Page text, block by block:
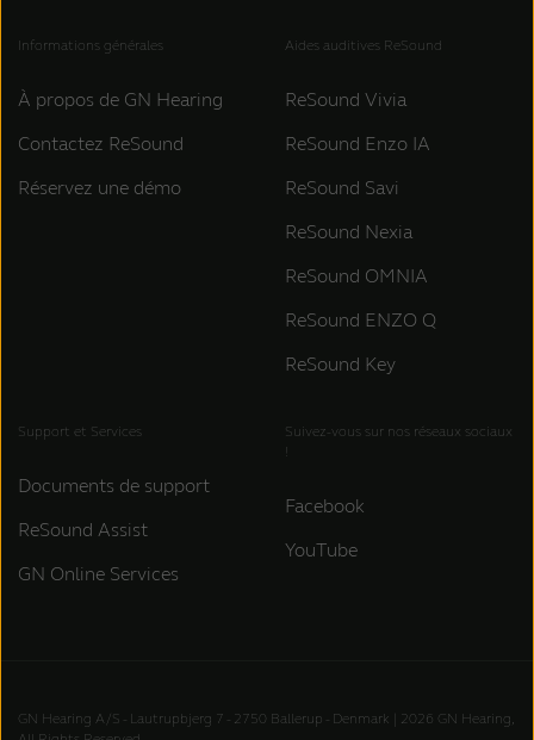
Samsung Galaxy Z Flip7 FE
Samsung Galaxy Z Flip5
Google Pixel 10 Pro
Google Pixel 10
Google Pixel 9 Pro Fold
Google Pixel 9 Pro XL
Google Pixel 9a
Google Pixel 8
Google Pixel 8a
Google Pixel 7 Pro
Informations générales
À propos de GN Hearing
Contactez ReSound
Réservez une démo
Aides auditives ReSound
ReSound Vivia
ReSound Enzo IA
ReSound Savi
ReSound Nexia
ReSound OMNIA
ReSound ENZO Q
ReSound Key
Support et Services
Documents de support
ReSound Assist
GN Online Services
Suivez-vous sur nos réseaux sociaux
!
Facebook
YouTube
GN Hearing A/S - Lautrupbjerg 7 - 2750 Ballerup - Denmark | 2026 GN Hearing,